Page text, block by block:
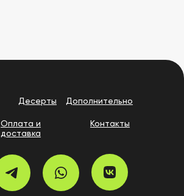
Оплата и
доставка
Контакты
Десерты Дополнительно